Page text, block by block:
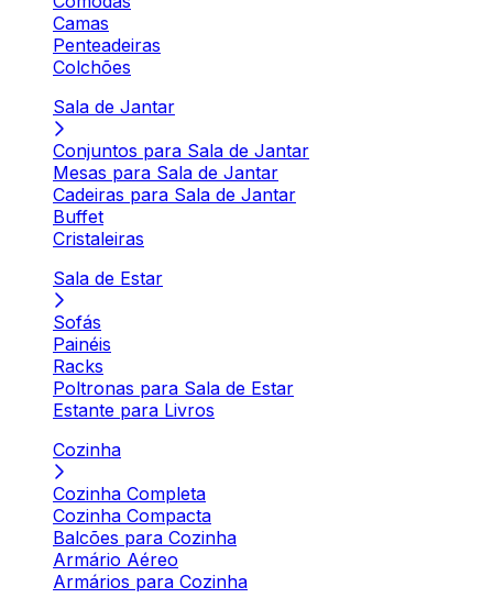
Camas
Penteadeiras
Colchões
Sala de Jantar
Conjuntos para Sala de Jantar
Mesas para Sala de Jantar
Cadeiras para Sala de Jantar
Buffet
Cristaleiras
Sala de Estar
Sofás
Painéis
Racks
Poltronas para Sala de Estar
Estante para Livros
Cozinha
Cozinha Completa
Cozinha Compacta
Balcões para Cozinha
Armário Aéreo
Armários para Cozinha